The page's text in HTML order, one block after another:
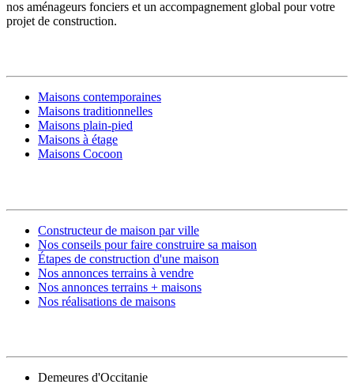
nos aménageurs fonciers et un accompagnement global pour votre
projet de construction.
Maisons contemporaines
Maisons traditionnelles
Maisons plain-pied
Maisons à étage
Maisons Cocoon
Constructeur de maison par ville
Nos conseils pour faire construire sa maison
Étapes de construction d'une maison
Nos annonces terrains à vendre
Nos annonces terrains + maisons
Nos réalisations de maisons
Demeures d'Occitanie